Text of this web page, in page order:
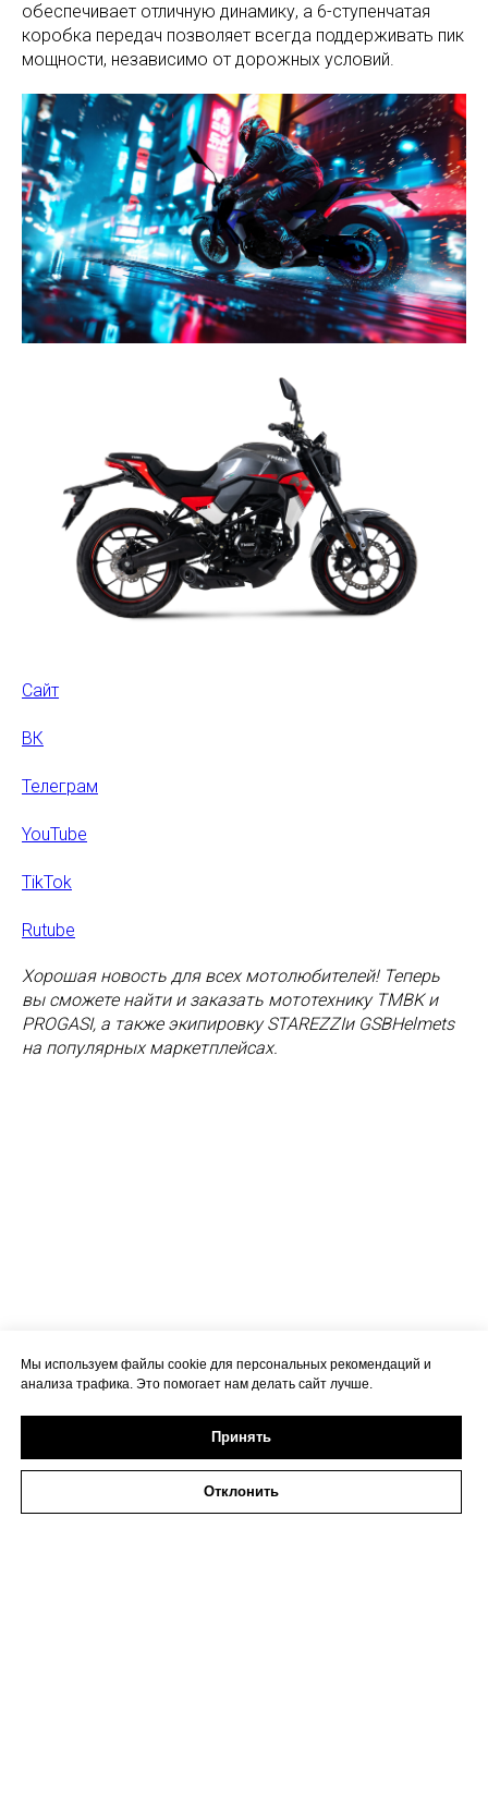
обеспечивает отличную динамику, а 6-ступенчатая
коробка передач позволяет всегда поддерживать пик
мощности, независимо от дорожных условий.
Сайт
ВК
Телеграм
YouTube
TikTok
Rutube
Хорошая новость для всех мотолюбителей! Теперь
вы сможете найти и заказать мототехнику TMBK и
PROGASI, а также экипировку STAREZZIи GSBHelmets
на популярных маркетплейсах.
Мы используем файлы cookie для персональных рекомендаций и
анализа трафика. Это помогает нам делать сайт лучше.
Принять
Отклонить